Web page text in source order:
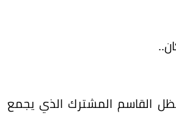
القاسم المشترك الذي يجمع